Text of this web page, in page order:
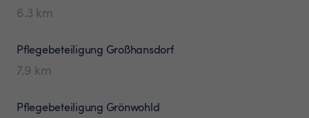
6.3 km
Pflegebeteiligung Großhansdorf
7.9 km
Pflegebeteiligung Grönwohld